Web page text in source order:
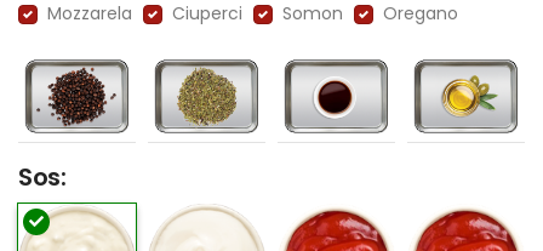
Mozzarela Ciuperci Somon Oregano
Sos: